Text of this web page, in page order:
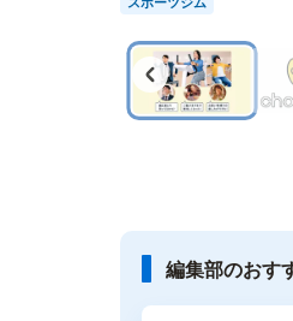
編集部のおす